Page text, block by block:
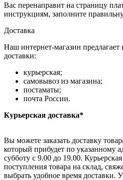
Вас перенаправит на страницу
инструкциям, заполните
Доставка
Наш интернет-магазин предлагает
доставки:
курьерская;
самовывоз из магазина;
постаматы;
почта России.
Курьерская доставка*
Вы можете заказать доставку
который прибудет по указанному
субботу с 9.00 до 19.00.
поступления товара на склад,
выбрать удобное время доставки.